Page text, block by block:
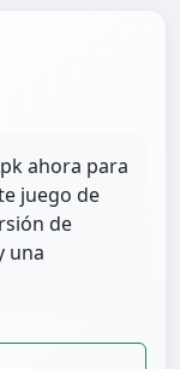
ahora para
juego de
de
una